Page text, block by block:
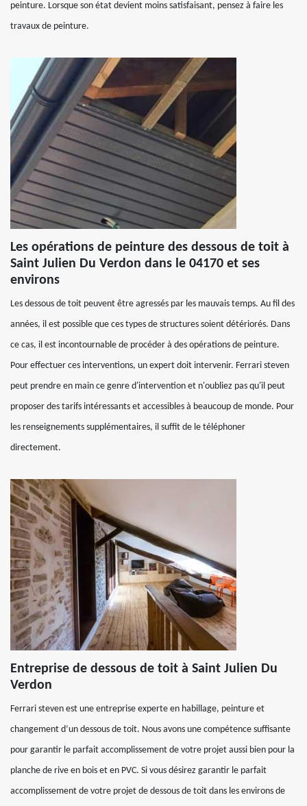
peinture. Lorsque son état devient moins satisfaisant, pensez à faire les
travaux de peinture.
Les opérations de peinture des dessous de toit à
Saint Julien Du Verdon dans le 04170 et ses
environs
Les dessous de toit peuvent être agressés par les mauvais temps. Au fil des
années, il est possible que ces types de structures soient détériorés. Dans
ce cas, il est incontournable de procéder à des opérations de peinture.
Pour effectuer ces interventions, un expert doit intervenir. Ferrari steven
peut prendre en main ce genre d'intervention et n'oubliez pas qu'il peut
proposer des tarifs intéressants et accessibles à beaucoup de monde. Pour
les renseignements supplémentaires, il suffit de le téléphoner
directement.
Entreprise de dessous de toit à Saint Julien Du
Verdon
Ferrari steven est une entreprise experte en habillage, peinture et
changement d’un dessous de toit. Nous avons une compétence suffisante
pour garantir le parfait accomplissement de votre projet aussi bien pour la
planche de rive en bois et en PVC. Si vous désirez garantir le parfait
accomplissement de votre projet de dessous de toit dans les environs de